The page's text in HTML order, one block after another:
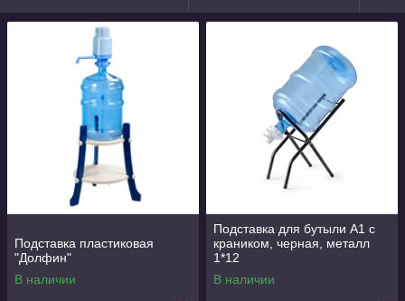
Подставка пластиковая
"Долфин"
В наличии
Подставка для бутыли А1 с
краником, черная, металл
1*12
В наличии